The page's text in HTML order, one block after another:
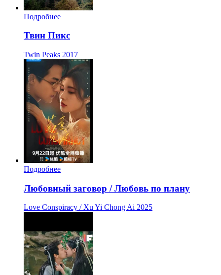
Подробнее
Твин Пикс
Twin Peaks 2017
Подробнее
Любовный заговор / Любовь по плану
Love Conspiracy / Xu Yi Chong Ai 2025